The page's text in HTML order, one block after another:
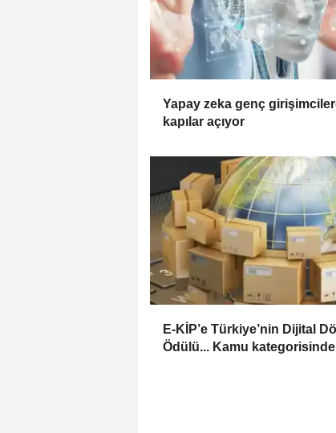
Yapay zeka genç
kapılar açıyor
E-KİP’e Türkiye’nin Dijital
Ödülü... Kamu